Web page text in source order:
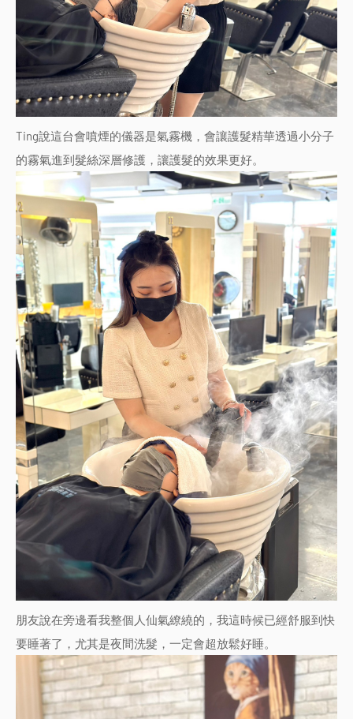
Ting說這台會噴煙的儀器是氣霧機，會讓護髮精華透過小分子
的霧氣進到髮絲深層修護，讓護髮的效果更好。
朋友說在旁邊看我整個人仙氣繚繞的，我這時候已經舒服到快
要睡著了，尤其是夜間洗髮，一定會超放鬆好睡。